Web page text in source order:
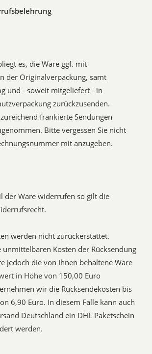
es, die Ware ggf. mit
der Originalverpackung, samt
und - soweit mitgeliefert - in
zurückzusenden.
frankierte Sendungen
Bitte vergessen Sie nicht
mit anzugeben.
der Ware widerrufen so gilt die
werden nicht zurückerstattet.
unmittelbaren Kosten der Rücksendung
jedoch die von Ihnen behaltene Ware
in Höhe von 150,00 Euro
wir die Rücksendekosten bis
6,90 Euro. In diesem Falle kann auch
Deutschland ein DHL Paketschein
werden.